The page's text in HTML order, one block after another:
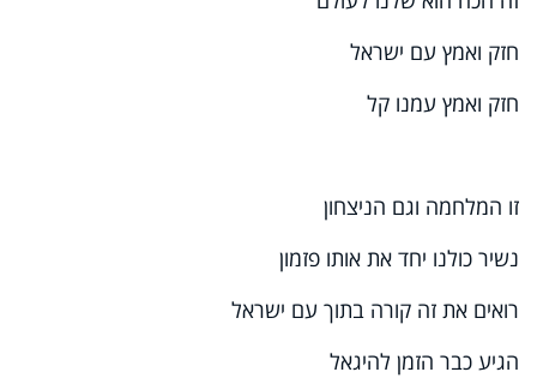
חזק ואמץ עם ישראל
חזק ואמץ עמנו קל
זו המלחמה וגם הניצחון
נשיר כולנו יחד את אותו פזמון
רואים את זה קורה בתוך עם ישראל
הגיע כבר הזמן להיגאל